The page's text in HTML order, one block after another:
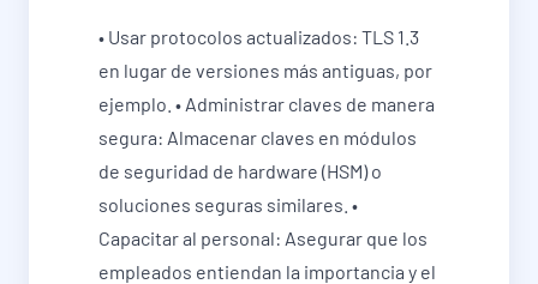
• Usar protocolos actualizados: TLS 1.3
en lugar de versiones más antiguas, por
ejemplo. • Administrar claves de manera
segura: Almacenar claves en módulos
de seguridad de hardware (HSM) o
soluciones seguras similares. •
Capacitar al personal: Asegurar que los
empleados entiendan la importancia y el